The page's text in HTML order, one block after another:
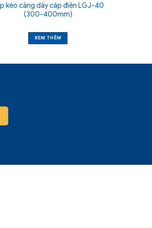
kéo căng dây cáp điện LGJ-40
(300-400mm)
XEM THÊM